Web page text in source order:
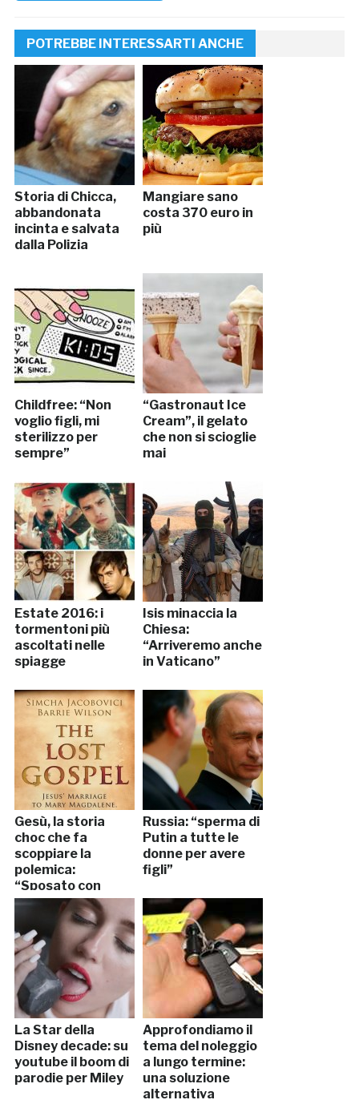
POTREBBE INTERESSARTI ANCHE
Storia di Chicca,
abbandonata
incinta e salvata
dalla Polizia
Mangiare sano
costa 370 euro in
più
Childfree: “Non
voglio figli, mi
sterilizzo per
sempre”
“Gastronaut Ice
Cream”, il gelato
che non si scioglie
mai
Estate 2016: i
tormentoni più
ascoltati nelle
spiagge
Isis minaccia la
Chiesa:
“Arriveremo anche
in Vaticano”
Gesù, la storia
choc che fa
scoppiare la
polemica:
“Sposato con
Maddalena e con
due figli”
Russia: “sperma di
Putin a tutte le
donne per avere
figli”
La Star della
Disney decade: su
youtube il boom di
parodie per Miley
Approfondiamo il
tema del noleggio
a lungo termine:
una soluzione
alternativa